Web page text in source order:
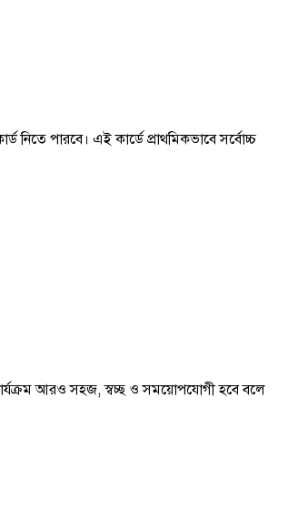
নিতে পারবে। এই কার্ডে প্রাথমিকভাবে সর্বোচ্চ
আরও সহজ, স্বচ্ছ ও সময়োপযোগী হবে বলে